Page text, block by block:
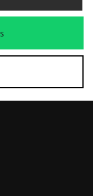
€110,00